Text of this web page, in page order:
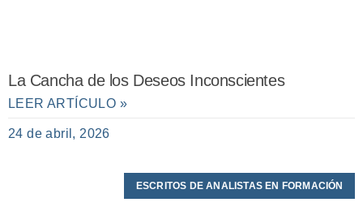
La Cancha de los Deseos Inconscientes
LEER ARTÍCULO »
24 de abril, 2026
ESCRITOS DE ANALISTAS EN FORMACIÓN